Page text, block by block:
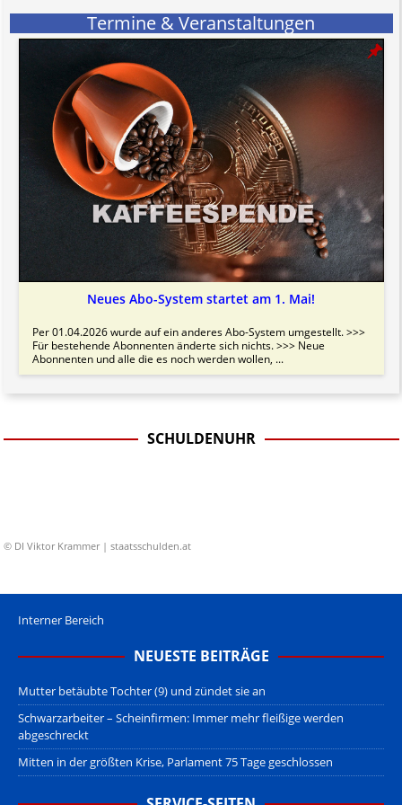
Termine & Veranstaltungen
Neues Abo-System startet am 1. Mai!
Per 01.04.2026 wurde auf ein anderes Abo-System umgestellt. >>>
Für bestehende Abonnenten änderte sich nichts. >>> Neue
Abonnenten und alle die es noch werden wollen, ...
SCHULDENUHR
© DI Viktor Krammer | staatsschulden.at
Interner Bereich
NEUESTE BEITRÄGE
Mutter betäubte Tochter (9) und zündet sie an
Schwarzarbeiter – Scheinfirmen: Immer mehr fleißige werden
abgeschreckt
Mitten in der größten Krise, Parlament 75 Tage geschlossen